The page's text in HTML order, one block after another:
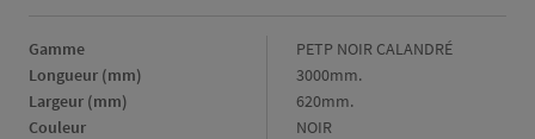
Gamme Gamme
PETP NOIR CALANDRÉ
Longueur (mm)
Longueur
(mm)
3000mm.
Largeur (mm)
Largeur
(mm)
620mm.
Couleur
Couleur
NOIR